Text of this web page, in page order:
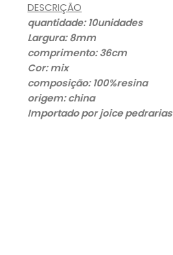
DESCRIÇÃO
quantidade: 10unidades
Largura: 8mm
comprimento: 36cm
Cor: mix
composição: 100%resina
origem: china
Importado por joice pedrarias